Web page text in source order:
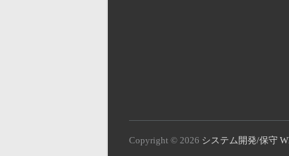
Copyright © 2026 システム開発/保守